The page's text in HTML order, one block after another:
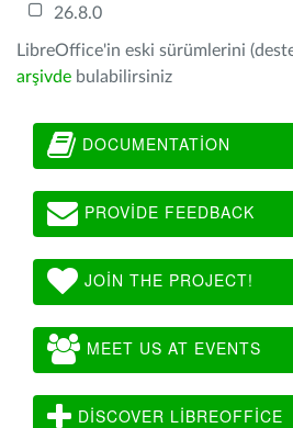
26.8.0
LibreOffice'in eski sürümlerini
arşivde bulabilirsiniz
DOCUMENTATION
PROVIDE FEEDBACK
JOIN THE PROJECT!
MEET US AT EVENTS
DISCOVER LIBREOFFICE